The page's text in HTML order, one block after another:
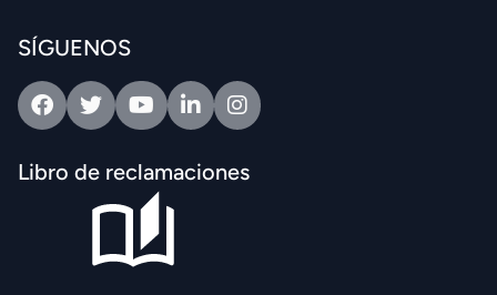
SÍGUENOS
FacebookTwitterYoutubeLinkedinIntagram
Libro de reclamaciones